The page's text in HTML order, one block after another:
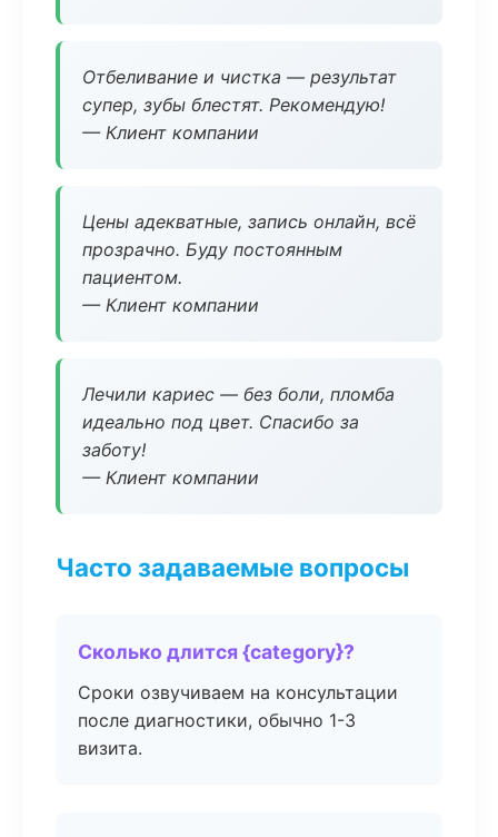
Отбеливание и чистка — результат
супер, зубы блестят. Рекомендую!
— Клиент компании
Цены адекватные, запись онлайн, всё
прозрачно. Буду постоянным
пациентом.
— Клиент компании
Лечили кариес — без боли, пломба
идеально под цвет. Спасибо за
заботу!
— Клиент компании
Часто задаваемые вопросы
Сколько длится {category}?
Сроки озвучиваем на консультации
после диагностики, обычно 1-3
визита.